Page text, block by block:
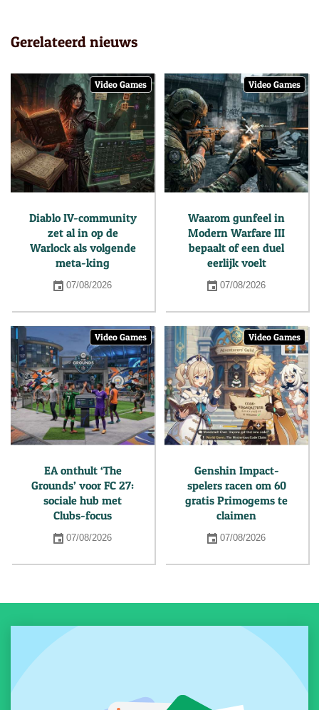
Gerelateerd nieuws
Video Games
Diablo IV-community
zet al in op de
Warlock als volgende
meta-king
07/08/2026
Video Games
Waarom gunfeel in
Modern Warfare III
bepaalt of een duel
eerlijk voelt
07/08/2026
Video Games
EA onthult ‘The
Grounds’ voor FC 27:
sociale hub met
Clubs-focus
07/08/2026
Video Games
Genshin Impact-
spelers racen om 60
gratis Primogems te
claimen
07/08/2026